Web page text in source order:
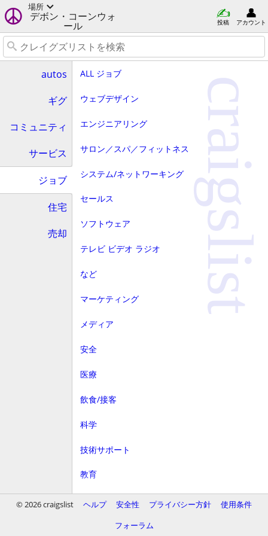
場所
デボン・コーンウォ
ール 投稿 アカウント
autos
ギグ
コミュニティ
サービス
ジョブ
住宅
売却
ALL ジョブ
ウェブデザイン
エンジニアリング
サロン／スパ／フィットネス
システム/ネットワーキング
セールス
ソフトウェア
テレビ ビデオ ラジオ
など
マーケティング
メディア
安全
医療
飲食/接客
科学
技術サポート
教育
顧客サービス
craigslist
© 2026 craigslist ヘルプ 安全性 プライバシー方針
使用条件
フォーラム